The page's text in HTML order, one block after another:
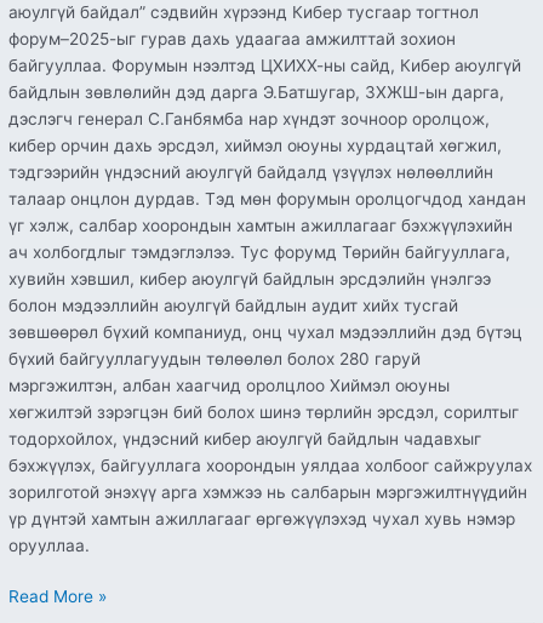
аюулгүй байдал” сэдвийн хүрээнд Кибер тусгаар тогтнол
форум–2025-ыг гурав дахь удаагаа амжилттай зохион
байгууллаа. Форумын нээлтэд ЦХИХХ-ны сайд, Кибер аюулгүй
байдлын зөвлөлийн дэд дарга Э.Батшугар, ЗХЖШ-ын дарга,
дэслэгч генерал С.Ганбямба нар хүндэт зочноор оролцож,
кибер орчин дахь эрсдэл, хиймэл оюуны хурдацтай хөгжил,
тэдгээрийн үндэсний аюулгүй байдалд үзүүлэх нөлөөллийн
талаар онцлон дурдав. Тэд мөн форумын оролцогчдод хандан
үг хэлж, салбар хоорондын хамтын ажиллагааг бэхжүүлэхийн
ач холбогдлыг тэмдэглэлээ. Тус форумд Төрийн байгууллага,
хувийн хэвшил, кибер аюулгүй байдлын эрсдэлийн үнэлгээ
болон мэдээллийн аюулгүй байдлын аудит хийх тусгай
зөвшөөрөл бүхий компаниуд, онц чухал мэдээллийн дэд бүтэц
бүхий байгууллагуудын төлөөлөл болох 280 гаруй
мэргэжилтэн, албан хаагчид оролцлоо Хиймэл оюуны
хөгжилтэй зэрэгцэн бий болох шинэ төрлийн эрсдэл, сорилтыг
тодорхойлох, үндэсний кибер аюулгүй байдлын чадавхыг
бэхжүүлэх, байгууллага хоорондын уялдаа холбоог сайжруулах
зорилготой энэхүү арга хэмжээ нь салбарын мэргэжилтнүүдийн
үр дүнтэй хамтын ажиллагааг өргөжүүлэхэд чухал хувь нэмэр
орууллаа.
Read More »